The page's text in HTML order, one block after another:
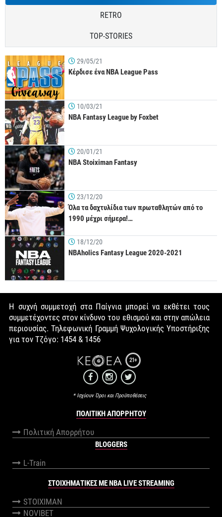
RETRO
TOP-STORIES
29/05/21
Κέρδισε ένα NBA League Pass
10/03/21
NBA Fantasy League by Foxbet
20/01/21
NBA Stoiximan Fantasy
23/12/20
Όλα τα δαχτυλίδια των πρωταθλητών από το
1990 μέχρι σήμερα!…
18/12/20
NBAholics Fantasy League 2020-2021
Η συχνή συμμετοχή στα Παίγνια μπορεί να εκθέτει τους
συμμετέχοντες στον κίνδυνο του εθισμού και στην απώλεια
περιουσίας. Τηλεφωνική Γραμμή Ψυχολογικής Υποστήριξης
για τον Τζόγο: 1454 & 1456
21+
* Ισχύουν Όροι και Προϋποθέσεις
ΠΟΛΙΤΙΚΉ ΑΠΟΡΡΉΤΟΥ
Πολιτική Απορρήτου
BLOGGERS
L-Train
ΣΤΟΙΧΗΜΑΤΙΚΕΣ ΜΕ NBA LIVE STREAMING
STOIXIMAN
NOVIBET